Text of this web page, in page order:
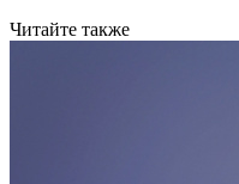
Читайте также